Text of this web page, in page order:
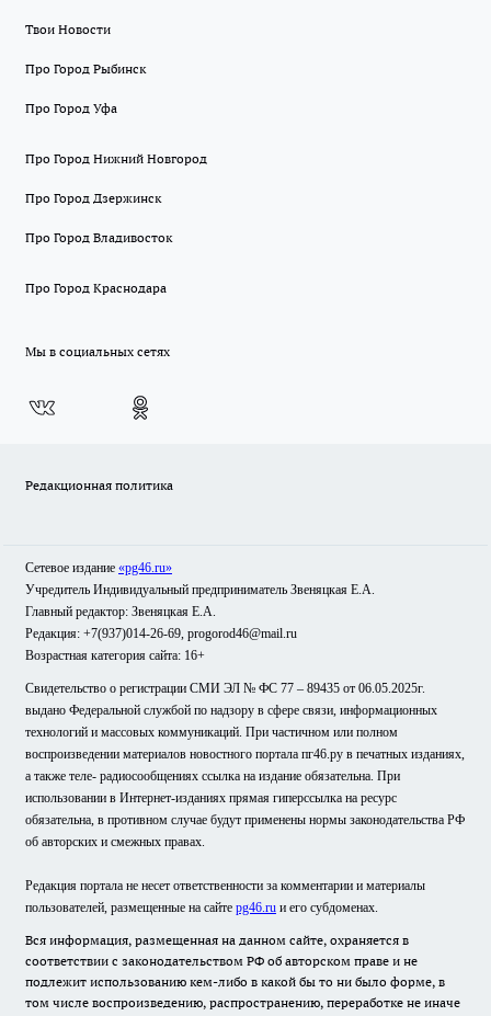
Твои Новости
Про Город Рыбинск
Про Город Уфа
Про Город Нижний Новгород
Про Город Дзержинск
Про Город Владивосток
Про Город Краснодара
Мы в социальных сетях
Редакционная политика
Сетевое издание «pg46.ru»
Учредитель Индивидуальный предприниматель Звеняцкая Е.А.
Главный редактор: Звеняцкая Е.А.
Редакция: +7(937)014-26-69, progorod46@mail.ru
Возрастная категория сайта: 16+
Свидетельство о регистрации СМИ ЭЛ № ФС 77 – 89435 от 06.05.2025г.
выдано Федеральной службой по надзору в сфере связи, информационных
технологий и массовых коммуникаций. При частичном или полном
воспроизведении материалов новостного портала пг46.ру в печатных изданиях,
а также теле- радиосообщениях ссылка на издание обязательна. При
использовании в Интернет-изданиях прямая гиперссылка на ресурс
обязательна, в противном случае будут применены нормы законодательства РФ
об авторских и смежных правах.
Редакция портала не несет ответственности за комментарии и материалы
пользователей, размещенные на сайте pg46.ru и его субдоменах.
Вся информация, размещенная на данном сайте, охраняется в
соответствии с законодательством РФ об авторском праве и не
подлежит использованию кем-либо в какой бы то ни было форме, в
том числе воспроизведению, распространению, переработке не иначе